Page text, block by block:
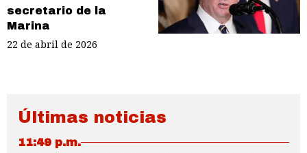
secretario de la
Marina
22 de abril de 2026
Últimas noticias
11:49 p.m.